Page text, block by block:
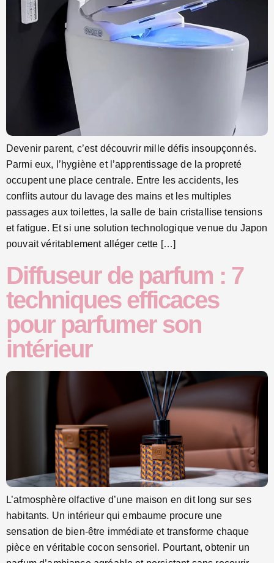
Devenir parent, c’est découvrir mille défis insoupçonnés.
Parmi eux, l’hygiène et l’apprentissage de la propreté
occupent une place centrale. Entre les accidents, les
conflits autour du lavage des mains et les multiples
passages aux toilettes, la salle de bain cristallise tensions
et fatigue. Et si une solution technologique venue du Japon
pouvait véritablement alléger cette […]
Diffuseur de parfum : 7
techniques efficaces
pour parfumer son
intérieur
L’atmosphère olfactive d’une maison en dit long sur ses
habitants. Un intérieur qui embaume procure une
sensation de bien-être immédiate et transforme chaque
pièce en véritable cocon sensoriel. Pourtant, obtenir un